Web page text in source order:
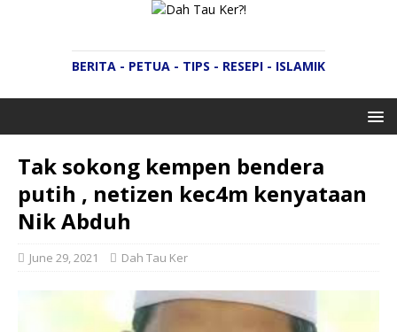
BERITA - PETUA - TIPS - RESEPI - ISLAMIK
Tak sokong kempen bendera
putih , netizen kec4m kenyataan
Nik Abduh
June 29, 2021 Dah Tau Ker